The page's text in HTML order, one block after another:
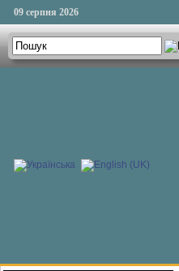
09 серпня 2026